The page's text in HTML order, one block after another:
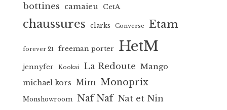
bottines camaieu CetA
chaussures clarks Converse Etam
forever 21 freeman porter HetM
jennyfer Kookai La Redoute Mango
michael kors Mim Monoprix
Monshowroom Naf Naf Nat et Nin